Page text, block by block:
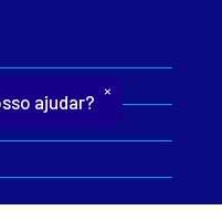
ajudar?
×